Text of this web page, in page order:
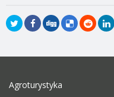
Agroturystyka